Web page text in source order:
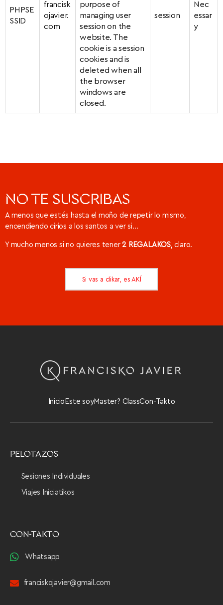
PHPSE
SSID
francisk
ojavier.
com
purpose of
managing user
session on the
website. The
cookie is a session
cookies and is
deleted when all
the browser
windows are
closed.
session
Nec
essar
y
NO TE SUSCRIBAS
A menos que estés hasta el moño de repetir lo mismo,
encendiendo cirios a los santos a ver si…
Y mucho menos si no quieres tener2 REGALAKOS, claro.
Si vas a clikar, es AKÍ
Inicio Este soyMaster? ClassCon-Takto
PELOTAZOS
Sesiones Individuales
Viajes Iniciatikos
CON-TAKTO
Whatsapp
franciskojavier@gmail.com